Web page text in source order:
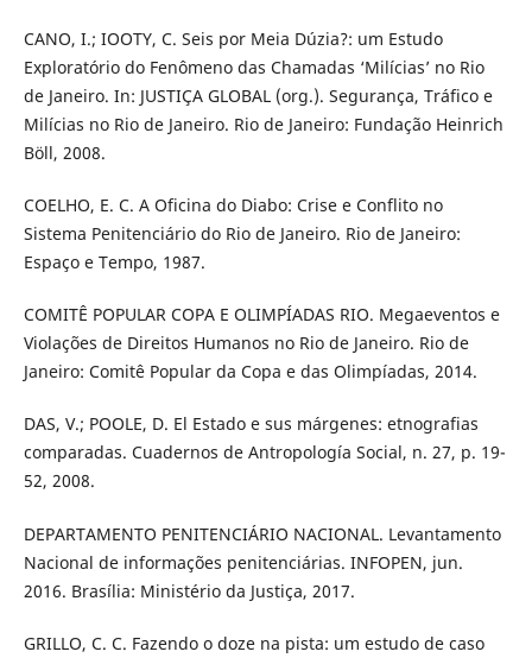
CANO, I.; IOOTY, C. Seis por Meia Dúzia?: um Estudo
Exploratório do Fenômeno das Chamadas ‘Milícias’ no Rio
de Janeiro. In: JUSTIÇA GLOBAL (org.). Segurança, Tráfico e
Milícias no Rio de Janeiro. Rio de Janeiro: Fundação Heinrich
Böll, 2008.
COELHO, E. C. A Oficina do Diabo: Crise e Conflito no
Sistema Penitenciário do Rio de Janeiro. Rio de Janeiro:
Espaço e Tempo, 1987.
COMITÊ POPULAR COPA E OLIMPÍADAS RIO. Megaeventos e
Violações de Direitos Humanos no Rio de Janeiro. Rio de
Janeiro: Comitê Popular da Copa e das Olimpíadas, 2014.
DAS, V.; POOLE, D. El Estado e sus márgenes: etnografias
comparadas. Cuadernos de Antropología Social, n. 27, p. 19-
52, 2008.
DEPARTAMENTO PENITENCIÁRIO NACIONAL. Levantamento
Nacional de informações penitenciárias. INFOPEN, jun.
2016. Brasília: Ministério da Justiça, 2017.
GRILLO, C. C. Fazendo o doze na pista: um estudo de caso